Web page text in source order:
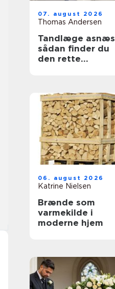
07. august 2026
Thomas Andersen
Tandlæge asnæs
sådan finder du
den rette
06. august 2026
Katrine Nielsen
Brænde som
varmekilde i
moderne hjem